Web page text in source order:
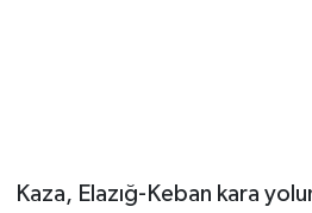
Kaza, Elazığ-Keban kara